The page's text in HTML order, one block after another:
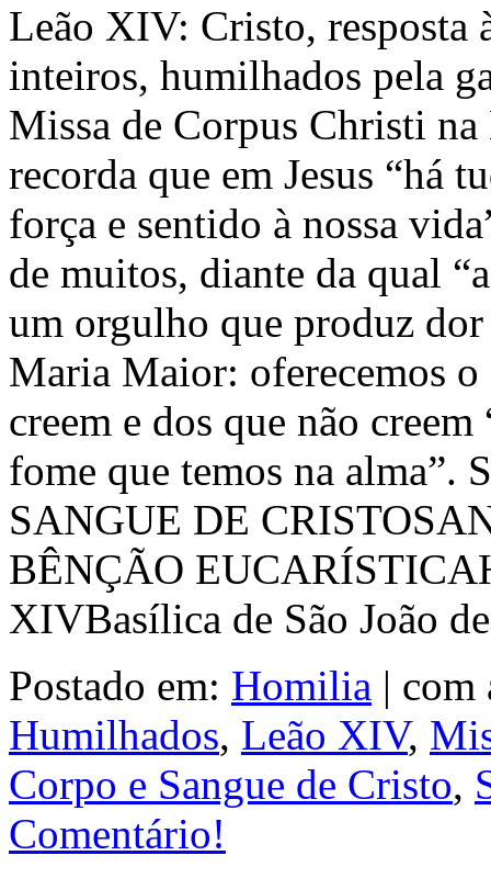
Leão XIV: Cristo, resposta
inteiros, humilhados pela
Missa de Corpus Christi
recorda que em Jesus “há
força e sentido à nossa
de muitos, diante da qual
um orgulho que produz
Maria Maior: oferecemos o
creem e dos que não
fome que temos na
SANGUE DE
BÊNÇÃO
XIVBasílica de São João
Postado em: Homilia | com
Humilhados, Leão XIV,
Corpo e Sangue de Cristo,
Comentário!